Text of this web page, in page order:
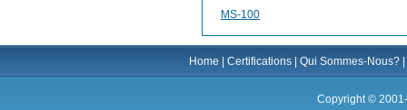
MS-100
Home Certifications Qui Sommes-Nous?
Copyright ©